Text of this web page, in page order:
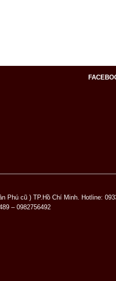
Phú cũ ) TP.Hồ Chí Minh. Hotline:
– 0982756492